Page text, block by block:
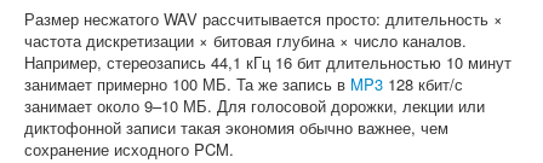
Размер несжатого WAV рассчитывается просто: длительность ×
частота дискретизации × битовая глубина × число каналов.
Например, стереозапись 44,1 кГц 16 бит длительностью 10 минут
занимает примерно 100 МБ. Та же запись в MP3 128 кбит/с
занимает около 9–10 МБ. Для голосовой дорожки, лекции или
диктофонной записи такая экономия обычно важнее, чем
сохранение исходного PCM.